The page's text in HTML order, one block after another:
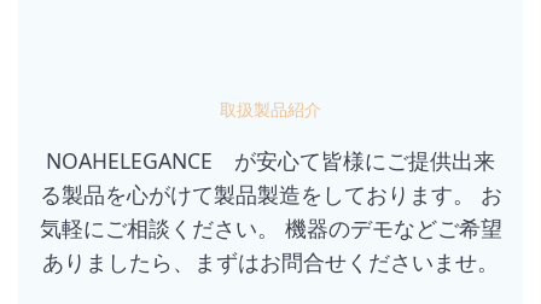
取扱製品紹介
NOAHELEGANCE が安心て皆様にご提供出来
る製品を心がけて製品製造をしております。 お
気軽にご相談ください。 機器のデモなどご希望
ありましたら、まずはお問合せくださいませ。